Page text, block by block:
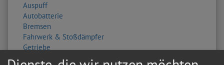
Auspuff
Autobatterie
Bremsen
Fahrwerk & Stoßdämpfer
Getriebe
HU/AU Benzin